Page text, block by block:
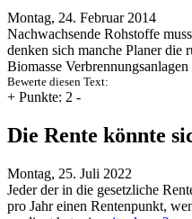
Montag, 24. Februar 2014
Nachwachsende Rohstoffe
denken sich manche Planer die
Biomasse Verbrennungsanlagen
Bewerte diesen Text:
+ Punkte: 2 -
Die Rente könnte
Montag, 25. Juli 2022
Jeder der in die gesetzliche
pro Jahr einen Rentenpunkt,